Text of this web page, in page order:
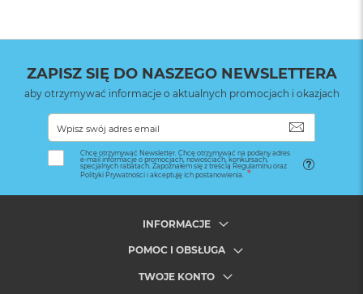
ZAPISZ SIĘ DO NASZEGO NEWSLETTERA
aby otrzymywać informacje o aktualnych promocjach i okazjach
Chcę otrzymywać Newsletter. Chcę otrzymywać na podany adres
e-mail informacje o promocjach, nowościach, konkursach,
specjalnych rabatach. Zapoznałem się z treścią Regulaminu oraz
Polityki Prywatności i akceptuję ich postanowienia.
INFORMACJE
POMOC I OBSŁUGA
TWOJE KONTO